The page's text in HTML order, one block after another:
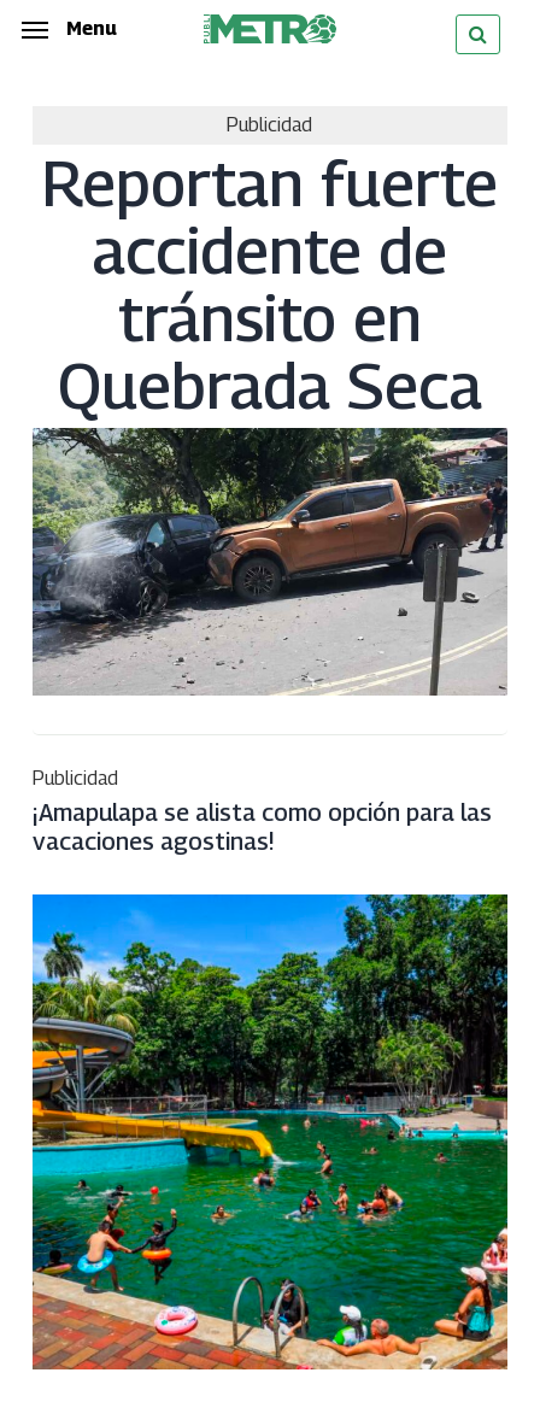
Skip
Menu
Publicidad
Reportan fuerte
accidente de
tránsito en
Quebrada Seca
Publicidad
¡Amapulapa se alista como opción para las
vacaciones agostinas!
Menu